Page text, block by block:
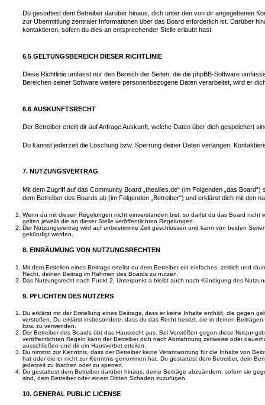
Du gestattest dem Betreiber darüber hinaus, dich unter den von dir angegebenen
zur Übermittlung zentraler Informationen über das Board erforderlich ist. Darüber
kontaktieren, sofern du dies an entsprechender Stelle erlaubt hast.
6.5 GELTUNGSBEREICH DIESER RICHTLINIE
Diese Richtlinie umfasst nur den Bereich der Seiten, die die phpBB-Software
Bereichen seiner Software weitere personenbezogene Daten verarbeitet, wird er
6.6 AUSKUNFTSRECHT
Der Betreiber erteilt dir auf Anfrage Auskunft, welche Daten über dich gespeichert
Du kannst jederzeit die Löschung bzw. Sperrung deiner Daten verlangen.
7. NUTZUNGSVERTRAG
Mit dem Zugriff auf das Community Board „theallies.de“ (im Folgenden „das
dem Betreiber des Boards ab (im Folgenden „Betreiber“) und erklärst dich mit den
Wenn du mit diesen Regelungen nicht einverstanden bist, so darfst du das Board nicht
gelten jeweils die an dieser Stelle veröffentlichten Regelungen.
Der Nutzungsvertrag wird auf unbestimmte Zeit geschlossen und kann von beiden
gekündigt werden.
8. EINRÄUMUNG VON NUTZUNGSRECHTEN
Mit dem Erstellen eines Beitrags erteilst du dem Betreiber ein einfaches, zeitlich und
Recht, deinen Beitrag im Rahmen des Boards zu nutzen.
Das Nutzungsrecht nach Punkt 2, Unterpunkt a bleibt auch nach Kündigung des
9. PFLICHTEN DES NUTZERS
Du erklärst mit der Erstellung eines Beitrags, dass er keine Inhalte enthält, die gegen
verstoßen. Du erklärst insbesondere, dass du das Recht besitzt, die in deinen
bzw. zu verwenden.
Der Betreiber des Boards übt das Hausrecht aus. Bei Verstößen gegen diese
veröffentlichten Regeln kann der Betreiber dich nach Abmahnung zeitweise oder
ausschließen und dir ein Hausverbot erteilen.
Du nimmst zur Kenntnis, dass der Betreiber keine Verantwortung für die Inhalte von
hat oder die er nicht zur Kenntnis genommen hat. Du gestattest dem Betreiber, dein
jederzeit zu löschen oder zu sperren.
Du gestattest dem Betreiber darüber hinaus, deine Beiträge abzuändern, sofern sie
sind, dem Betreiber oder einem Dritten Schaden zuzufügen.
10. GENERAL PUBLIC LICENSE